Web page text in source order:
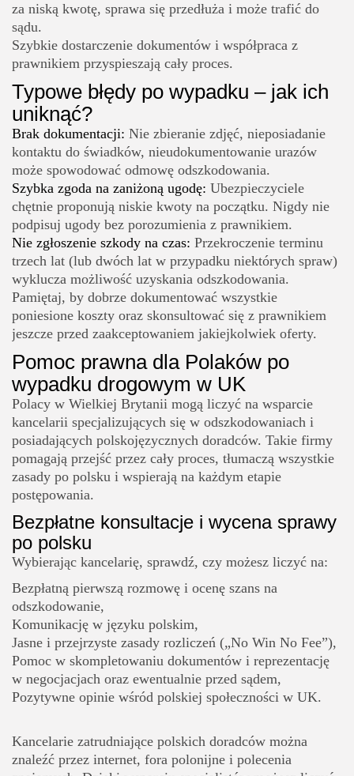
za niską kwotę, sprawa się przedłuża i może trafić do
sądu.
Szybkie dostarczenie dokumentów i współpraca z
prawnikiem przyspieszają cały proces.
Typowe błędy po wypadku – jak ich
uniknąć?
Brak dokumentacji: Nie zbieranie zdjęć, nieposiadanie
kontaktu do świadków, nieudokumentowanie urazów
może spowodować odmowę odszkodowania.
Szybka zgoda na zaniżoną ugodę: Ubezpieczyciele
chętnie proponują niskie kwoty na początku. Nigdy nie
podpisuj ugody bez porozumienia z prawnikiem.
Nie zgłoszenie szkody na czas: Przekroczenie terminu
trzech lat (lub dwóch lat w przypadku niektórych spraw)
wyklucza możliwość uzyskania odszkodowania.
Pamiętaj, by dobrze dokumentować wszystkie
poniesione koszty oraz skonsultować się z prawnikiem
jeszcze przed zaakceptowaniem jakiejkolwiek oferty.
Pomoc prawna dla Polaków po
wypadku drogowym w UK
Polacy w Wielkiej Brytanii mogą liczyć na wsparcie
kancelarii specjalizujących się w odszkodowaniach i
posiadających polskojęzycznych doradców. Takie firmy
pomagają przejść przez cały proces, tłumaczą wszystkie
zasady po polsku i wspierają na każdym etapie
postępowania.
Bezpłatne konsultacje i wycena sprawy
po polsku
Wybierając kancelarię, sprawdź, czy możesz liczyć na:
Bezpłatną pierwszą rozmowę i ocenę szans na
odszkodowanie,
Komunikację w języku polskim,
Jasne i przejrzyste zasady rozliczeń („No Win No Fee”),
Pomoc w skompletowaniu dokumentów i reprezentację
w negocjacjach oraz ewentualnie przed sądem,
Pozytywne opinie wśród polskiej społeczności w UK.
Kancelarie zatrudniające polskich doradców można
znaleźć przez internet, fora polonijne i polecenia